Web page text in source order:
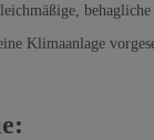
behagliche
Klimaanlage